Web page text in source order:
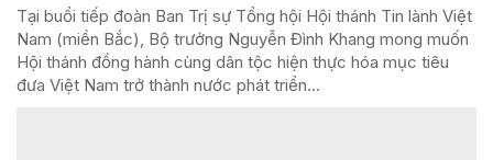
Tại buổi tiếp đoàn Ban Trị sự Tổng hội Hội thánh Tin lành Việt
Nam (miền Bắc), Bộ trưởng Nguyễn Đình Khang mong muốn
Hội thánh đồng hành cùng dân tộc hiện thực hóa mục tiêu
đưa Việt Nam trở thành nước phát triển...